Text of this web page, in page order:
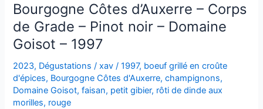
Bourgogne Côtes d’Auxerre – Corps
de Grade – Pinot noir – Domaine
Goisot – 1997
2023, Dégustations /xav/1997, boeuf grillé en croûte
d'épices, Bourgogne Côtes d'Auxerre,champignons,
Domaine Goisot,faisan, petit gibier, rôti de dinde aux
morilles, rouge